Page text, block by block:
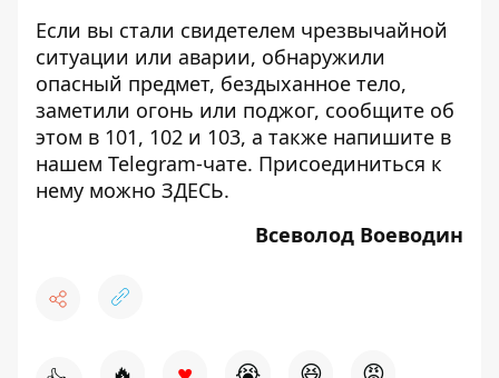
Если вы стали свидетелем чрезвычайной
ситуации или аварии, обнаружили
опасный предмет, бездыханное тело,
заметили огонь или поджог, сообщите об
этом в 101, 102 и 103, а также напишите в
нашем Telegram-чате. Присоединиться к
нему можно ЗДЕСЬ.
Всеволод Воеводин